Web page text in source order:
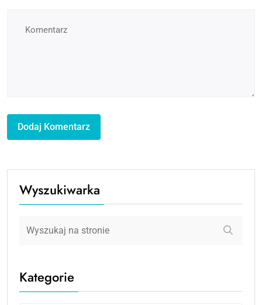
Wyszukiwarka
Kategorie